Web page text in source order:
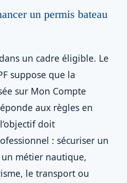
un permis bateau
un cadre éligible. Le
suppose que la
sur Mon Compte
aux règles en
doit
: sécuriser un
métier nautique,
le transport ou